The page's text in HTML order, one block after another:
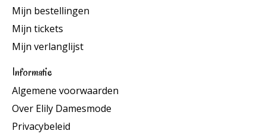
Mijn bestellingen
Mijn tickets
Mijn verlanglijst
Informatie
Algemene voorwaarden
Over Elily Damesmode
Privacybeleid